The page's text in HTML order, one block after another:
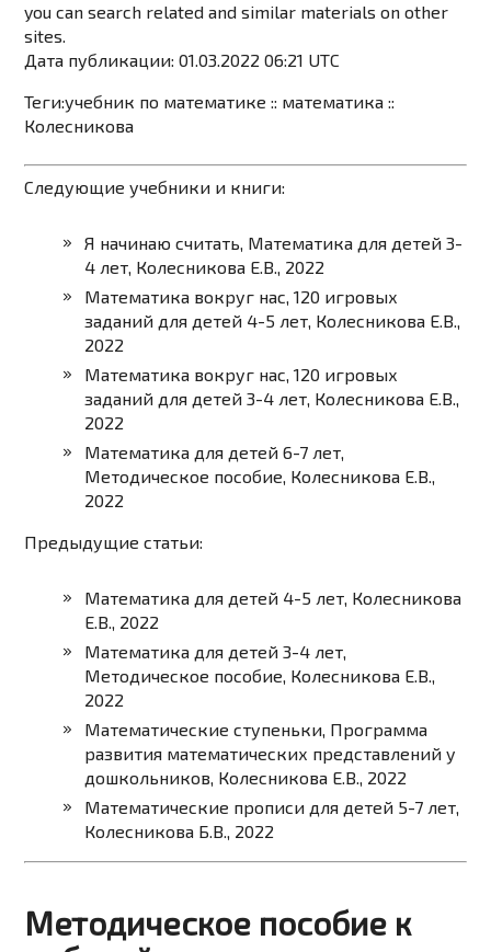
you can search related and similar materials on other
sites.
Дата публикации: 01.03.2022 06:21 UTC
Теги:учебник по математике :: математика ::
Колесникова
Следующие учебники и книги:
Я начинаю считать, Математика для детей 3-
4 лет, Колесникова Е.В., 2022
Математика вокруг нас, 120 игровых
заданий для детей 4-5 лет, Колесникова Е.В.,
2022
Математика вокруг нас, 120 игровых
заданий для детей 3-4 лет, Колесникова Е.В.,
2022
Математика для детей 6-7 лет,
Методическое пособие, Колесникова Е.В.,
2022
Предыдущие статьи:
Математика для детей 4-5 лет, Колесникова
Е.В., 2022
Математика для детей 3-4 лет,
Методическое пособие, Колесникова Е.В.,
2022
Математические ступеньки, Программа
развития математических представлений у
дошкольников, Колесникова Е.В., 2022
Математические прописи для детей 5-7 лет,
Колесникова Б.В., 2022
Методическое пособие к